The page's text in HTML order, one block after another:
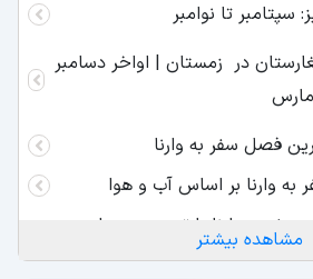
سپتامبر تا نوامبر
در زمستان | اواخر دسامبر
فصل سفر به وارنا
به وارنا بر اساس آب و هوا
سفر به وارنا با توجه به میزان
مشاهده بیشتر